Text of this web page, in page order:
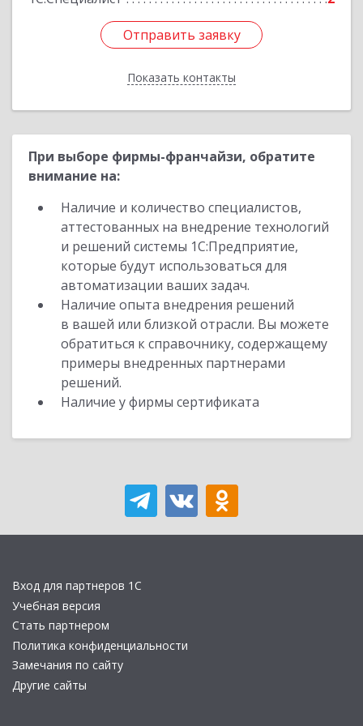
Отправить заявку
Показать контакты
Отправить заявку
Назад
При выборе фирмы-франчайзи, обратите
внимание на:
Наличие и количество специалистов,
аттестованных на внедрение технологий
и решений системы 1С:Предприятие,
которые будут использоваться для
автоматизации ваших задач.
Наличие опыта внедрения решений
в вашей или близкой отрасли. Вы можете
обратиться к справочнику, содержащему
примеры внедренных партнерами
решений.
Наличие у фирмы сертификата
Вход для партнеров 1С
Учебная версия
Стать партнером
Политика конфиденциальности
Замечания по сайту
Другие сайты